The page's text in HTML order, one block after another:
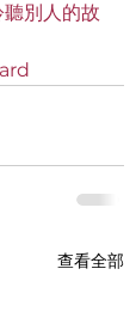
別人的故
查看全部